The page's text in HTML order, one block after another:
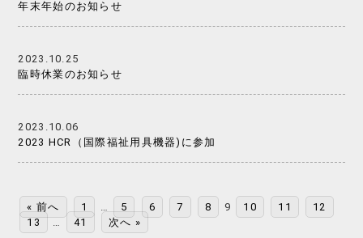
年末年始のお知らせ
2023.10.25
臨時休業のお知らせ
2023.10.06
2023 HCR（国際福祉用具機器)に参加
« 前へ 1 5 6 7 8 9 10 11
12
13
41 次へ »